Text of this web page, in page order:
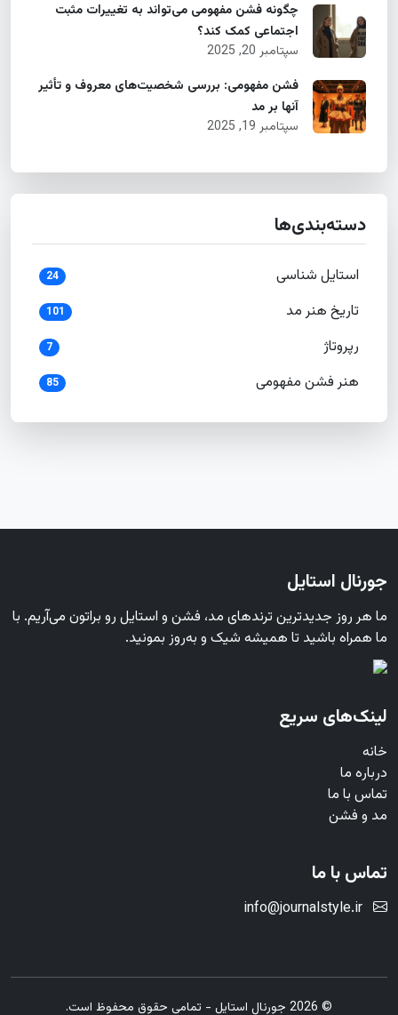
چگونه فشن مفهومی می‌تواند به تغییرات مثبت
اجتماعی کمک کند؟
سپتامبر 20, 2025
فشن مفهومی: بررسی شخصیت‌های معروف و تأثیر
آنها بر مد
سپتامبر 19, 2025
دسته‌بندی‌ها
استایل شناسی 24
تاریخ هنر مد 101
رپروتاژ 7
هنر فشن مفهومی 85
جورنال استایل
ما هر روز جدیدترین ترندهای مد، فشن و استایل رو براتون می‌آریم. با
ما همراه باشید تا همیشه شیک و به‌روز بمونید.
لینک‌های سریع
خانه
درباره ما
تماس با ما
مد و فشن
تماس با ما
info@journalstyle.ir
© 2026 جورنال استایل - تمامی حقوق محفوظ است.